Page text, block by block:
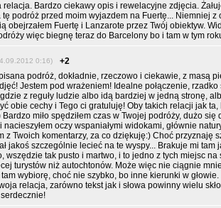
relacja. Bardzo ciekawy opis i rewelacyjne zdjęcia.
podróż przed moim wyjazdem na Fuertę... Niemniej z
obejrzałem Fuertę i Lanzarote przez Twój obiektyw.
więc biegnę teraz do Barcelony bo i tam w tym
0:16)
+2
podróż, dokładnie, rzeczowo i ciekawie, z masą
Jestem pod wrażeniem! Idealne połączenie,
z reguły ludzie albo idą bardziej w jedną stronę,
obie cechy i Tego ci gratuluję! Oby takich relacji jak ta,
Bardzo miło spędziłem czas w Twojej podróży, dużo się
nacieszyłem oczy wspaniałymi widokami, głównie
z Twoich komentarzy, za co dziękuję:) Choć przyznaję
jakoś szczególnie lecieć na te wyspy... Brakuje mi tam
wszędzie tak pusto i martwo, i to jedno z tych miejsc na
turystów niż autochtonów. Może więc nie ciągnie
wybiorę, choć nie szybko, bo inne kierunki w
relacja, zarówno tekst jak i słowa powinny wielu